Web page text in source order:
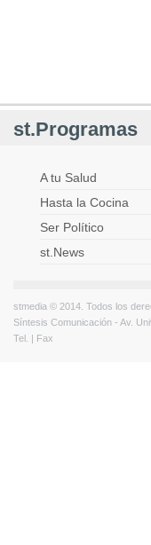
st.Programas
A tu Salud
Hasta la Cocina
Ser Político
st.News
stmedia © 2014. Todos los
Síntesis Comunicación - Av.
Tel. | Fax